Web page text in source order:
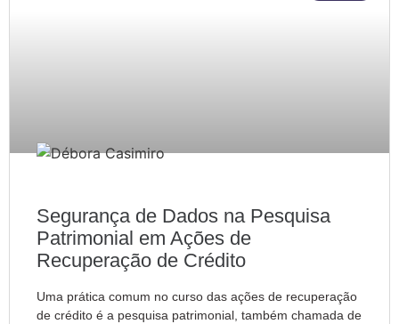
Segurança de Dados na Pesquisa
Patrimonial em Ações de
Recuperação de Crédito
Uma prática comum no curso das ações de recuperação
de crédito é a pesquisa patrimonial, também chamada de